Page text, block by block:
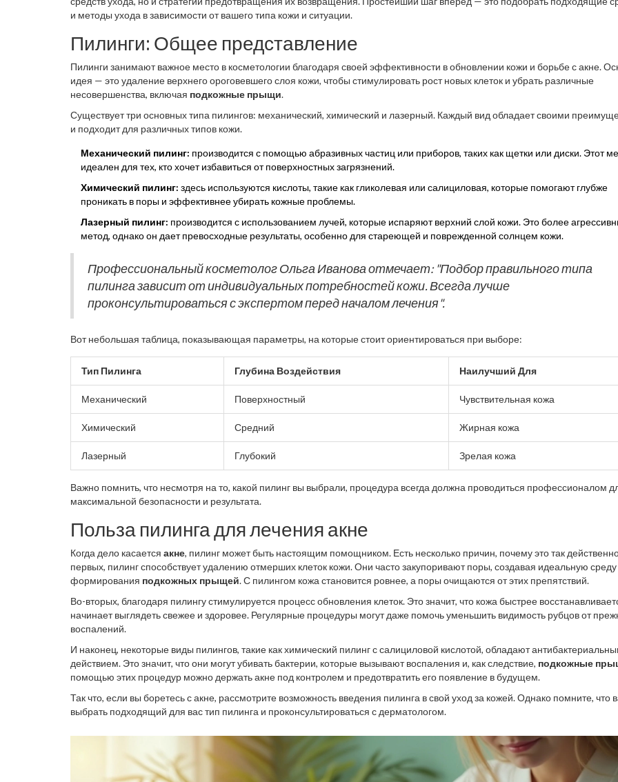
и методы ухода в зависимости от вашего типа кожи и ситуации.
Пилинги: Общее представление
Пилинги занимают важное место в косметологии благодаря своей эффективности в обновлении кожи и борьбе с акне.
идея — это удаление верхнего ороговевшего слоя кожи, чтобы стимулировать рост новых клеток и убрать различные
несовершенства, включая подкожные прыщи.
Существует три основных типа пилингов: механический, химический и лазерный. Каждый вид обладает своими
и подходит для различных типов кожи.
Механический пилинг: производится с помощью абразивных частиц или приборов, таких как щетки или диски. Этот
идеален для тех, кто хочет избавиться от поверхностных загрязнений.
Химический пилинг: здесь используются кислоты, такие как гликолевая или салициловая, которые помогают глубже
проникать в поры и эффективнее убирать кожные проблемы.
Лазерный пилинг: производится с использованием лучей, которые испаряют верхний слой кожи. Это более
метод, однако он дает превосходные результаты, особенно для стареющей и поврежденной солнцем кожи.
Профессиональный косметолог Ольга Иванова отмечает: "Подбор правильного типа
пилинга зависит от индивидуальных потребностей кожи. Всегда лучше
проконсультироваться с экспертом перед началом лечения".
Вот небольшая таблица, показывающая параметры, на которые стоит ориентироваться при выборе:
Тип Пилинга Глубина Воздействия Наилучший Для
Механический Поверхностный Чувствительная кожа
Химический Средний Жирная кожа
Лазерный Глубокий Зрелая кожа
Важно помнить, что несмотря на то, какой пилинг вы выбрали, процедура всегда должна проводиться профессионалом
максимальной безопасности и результата.
Польза пилинга для лечения акне
Когда дело касается акне, пилинг может быть настоящим помощником. Есть несколько причин, почему это так
первых, пилинг способствует удалению отмерших клеток кожи. Они часто закупоривают поры, создавая идеальную
формирования подкожных прыщей. С пилингом кожа становится ровнее, а поры очищаются от этих препятствий.
Во-вторых, благодаря пилингу стимулируется процесс обновления клеток. Это значит, что кожа быстрее
начинает выглядеть свежее и здоровее. Регулярные процедуры могут даже помочь уменьшить видимость рубцов от
воспалений.
И наконец, некоторые виды пилингов, такие как химический пилинг с салициловой кислотой, обладают
действием. Это значит, что они могут убивать бактерии, которые вызывают воспаления и, как следствие, подкожные
помощью этих процедур можно держать акне под контролем и предотвратить его появление в будущем.
Так что, если вы боретесь с акне, рассмотрите возможность введения пилинга в свой уход за кожей. Однако помните, что
выбрать подходящий для вас тип пилинга и проконсультироваться с дерматологом.